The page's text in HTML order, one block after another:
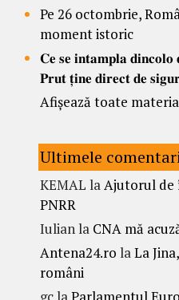
Pe 26 octombrie,
moment istoric
𝐂𝐞 𝐬𝐞 𝐢𝐧𝐭𝐚𝐦𝐩𝐥𝐚 𝐝𝐢𝐧𝐜𝐨𝐥𝐨
𝐏𝐫𝐮𝐭 𝐭̦𝐢𝐧𝐞 𝐝𝐢𝐫𝐞𝐜𝐭 𝐝𝐞
Afișează toate
Ultimele
KEMAL laAjutorul de
PNRR
Iulianla CNA mă
Antena24.ro laLa
români
gcla Parlamentul